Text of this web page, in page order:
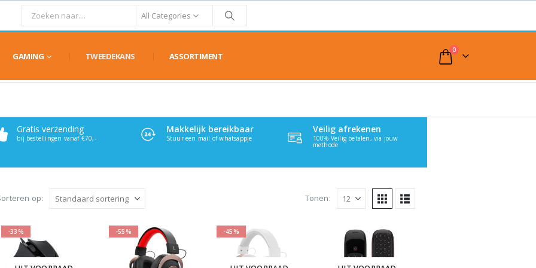
All Categories
GAMING TWEEDEKANS ASSORTIMENT
0
Gratis verzending
bij bestellingen vanaf €70,-
Makkelijk bereikbaar
Stuur een mail of whatsappje
Veilig afrekenen
100% Veilig betalen, via jouw
methode
op: Tonen:
-33% -55% -45%